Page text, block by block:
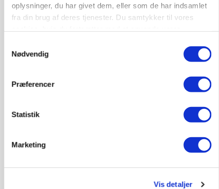
oplysninger, du har givet dem, eller som de har indsamlet
fra din brug af deres tjenester. Du samtykker til vores
Nødvendig
Præferencer
Statistik
Marketing
Vis detaljer
»Nu stopper I«: Landbrugsdebattør og
gødskningslov